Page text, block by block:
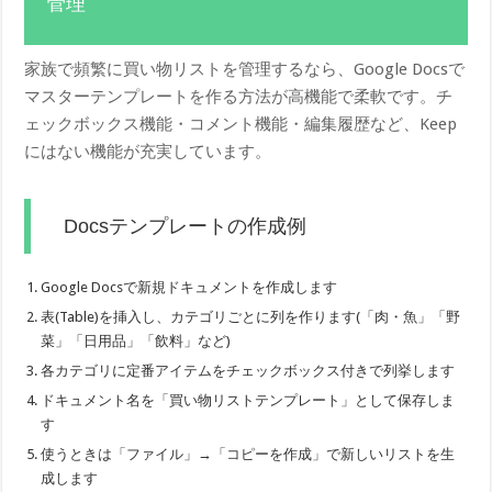
家族で頻繁に買い物リストを管理するなら、Google Docsで
マスターテンプレートを作る方法が高機能で柔軟です。チ
ェックボックス機能・コメント機能・編集履歴など、Keep
にはない機能が充実しています。
Docsテンプレートの作成例
Google Docsで新規ドキュメントを作成します
表(Table)を挿入し、カテゴリごとに列を作ります(「肉・魚」「野
菜」「日用品」「飲料」など)
各カテゴリに定番アイテムをチェックボックス付きで列挙します
ドキュメント名を「買い物リストテンプレート」として保存しま
す
使うときは「ファイル」→「コピーを作成」で新しいリストを生
成します